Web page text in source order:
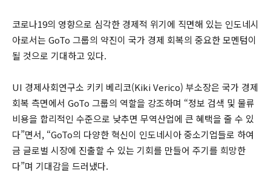
코로나19의 영향으로 심각한 경제적 위기에 직면해 있는 인도네시
아로서는 GoTo 그룹의 약진이 국가 경제 회복의 중요한 모멘텀이
될 것으로 기대하고 있다.
UI 경제사회연구소 키키 베리코(Kiki Verico) 부소장은 국가 경제
회복 측면에서 GoTo 그룹의 역할을 강조하며 “정보 검색 및 물류
비용을 합리적인 수준으로 낮추면 무역산업에 큰 혜택을 줄 수 있
다”면서, “GoTo의 다양한 혁신이 인도네시아 중소기업들로 하여
금 글로벌 시장에 진출할 수 있는 기회를 만들어 주기를 희망한
다”며 기대감을 드러냈다.